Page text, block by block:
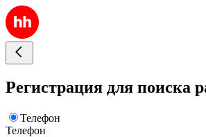
Регистрация для поиска
Телефон
Телефон